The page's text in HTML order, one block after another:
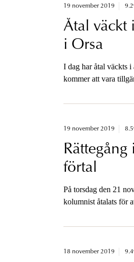
19 november 2019
Åtal väckt
i Orsa
I dag har åtal väckts
kommer att vara
19 november 2019
förtal
På torsdag den 21
kolumnist åtalats för
18 november 2019